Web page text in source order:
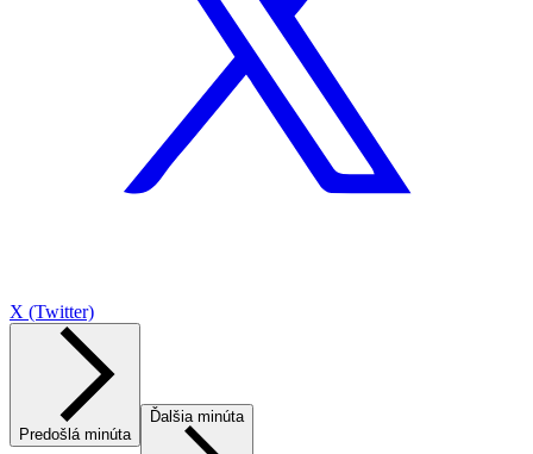
X (Twitter)
Predošlá minúta
Ďalšia minúta